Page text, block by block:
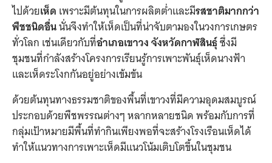
ไปด้วยเห็ด เพราะมีต้นทุนในการผลิตต่ำและมีรสชาติมากกว่า
พืชชนิดอื่นนั่นจึงทำให้เห็ดเป็นที่น่าจับตามองในวงการเกษตร
ทั่วโลก เช่นเดียวกับที่อำเภอเขาวง จังหวัดกาฬสินธุ์ซึ่งมี
ชุมชนที่กำลังสร้างโครงการเรียนรู้การเพาะพันธุ์เห็ดนางฟ้า
และเห็ดระโงกกันอยู่อย่างเข้มข้น
ด้วยต้นทุนทางธรรมชาติของพื้นที่เขาวงที่มีความอุดมสมบูรณ์
ประกอบด้วยพืชพรรณต่างๆ หลากหลายชนิด พร้อมกับการที่
กลุ่มเป้าหมายมีพื้นที่ทำกินเพียงพอที่จะสร้างโรงเรือนเห็ดได้
ทำให้แนวทางการเพาะเห็ดมีแนวโน้มเติบโตขึ้นในชุมชน